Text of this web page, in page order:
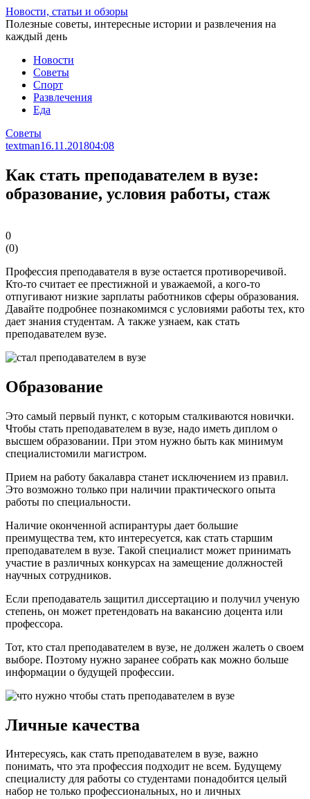
Перейти
к
статье
Новости, статьи и обзоры
Полезные советы, интересные истории и развлечения на
каждый день
Новости
Советы
Спорт
Развлечения
Еда
Советы
textman16.11.201804:08
Как стать преподавателем в вузе:
образование, условия работы, стаж
0
(0)
Профессия преподавателя в вузе остается противоречивой.
Кто-то считает ее престижной и уважаемой, а кого-то
отпугивают низкие зарплаты работников сферы образования.
Давайте подробнее познакомимся с условиями работы тех, кто
дает знания студентам. А также узнаем, как стать
преподавателем вузе.
Образование
Это самый первый пункт, с которым сталкиваются новички.
Чтобы стать преподавателем в вузе, надо иметь диплом о
высшем образовании. При этом нужно быть как минимум
специалистомили магистром.
Прием на работу бакалавра станет исключением из правил.
Это возможно только при наличии практического опыта
работы по специальности.
Наличие оконченной аспирантуры дает большие
преимущества тем, кто интересуется, как стать старшим
преподавателем в вузе. Такой специалист может принимать
участие в различных конкурсах на замещение должностей
научных сотрудников.
Если преподаватель защитил диссертацию и получил ученую
степень, он может претендовать на вакансию доцента или
профессора.
Тот, кто стал преподавателем в вузе, не должен жалеть о своем
выборе. Поэтому нужно заранее собрать как можно больше
информации о будущей профессии.
Личные качества
Интересуясь, как стать преподавателем в вузе, важно
понимать, что эта профессия подходит не всем. Будущему
специалисту для работы со студентами понадобится целый
набор не только профессиональных, но и личных